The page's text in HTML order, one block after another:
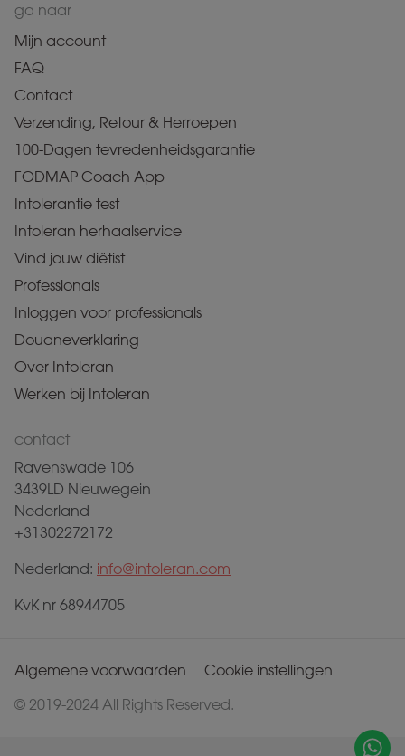
ga naar
Mijn account
FAQ
Contact
Verzending, Retour & Herroepen
100-Dagen tevredenheidsgarantie
FODMAP Coach App
Intolerantie test
Intoleran herhaalservice
Vind jouw diëtist
Professionals
Inloggen voor professionals
Douaneverklaring
Over Intoleran
Werken bij Intoleran
contact
Ravenswade 106
3439LD Nieuwegein
Nederland
+31302272172
Nederland: info@intoleran.com
KvK nr 68944705
© 2019-2024 All Rights Reserved.
Algemene voorwaarden Cookie instellingen